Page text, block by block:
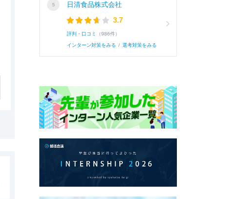
日清食品株式会社
3.7
評判・口コミ （986件）
インターン対策をみる / 選考対策をみる